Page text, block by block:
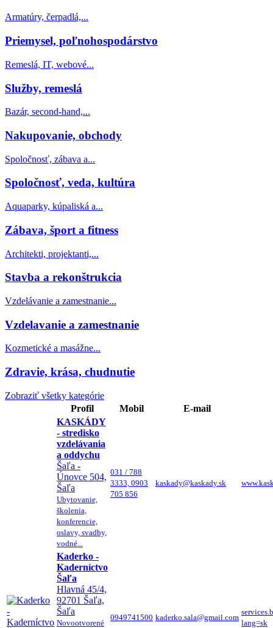
Armatúry, čerpadlá,...
Priemysel, poľnohospodárstvo
Remeslá, IT, webové...
Služby, remeslá
Bazár, second-hand,...
Nakupovanie, obchody
Spoločnosť, zábava a...
Spoločnosť, veda, kultúra
Aquaparky, kúpaliská a...
Zábava, šport a fitness
Architekti, projektanti,...
Stavba a rekonštrukcia
Vzdelávanie a zamestnanie...
Vzdelavanie a zamestnanie
Kozmetické a masážne...
Zdravie, krása, chudnutie
Zobraziť všetky kategórie
Profil
Mobil
E-mail
KASKÁDY
- stredisko
vzdelávania
a oddychu
Šaľa -
Únovce 504,
Šaľa
Ubytovanie,
školenia,
konferencie,
oslavy, svadby,
vodné...
031 / 788
3333, 0903
705 856
kaskady@kaskady.sk
Kaderko -
Kaderníctvo
Šaľa
Hlavná 45/4,
92701 Šaľa,
Šaľa
Novootvorené
0949741500 kaderko.sala@gmail.com
lang=sk